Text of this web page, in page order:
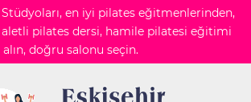
en iyi pilates eğitmenlerinden,
pilates dersi, hamile pilatesi eğitimi
alın, doğru salonu seçin.